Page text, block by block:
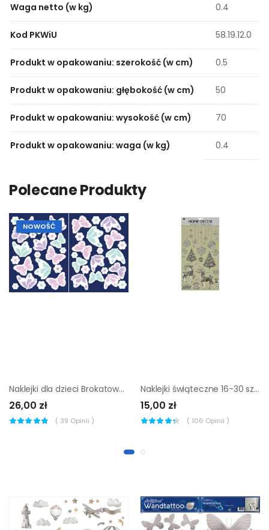
Waga netto (w kg) 0.4
Kod PKWiU 58.19.12.0
Produkt w opakowaniu: szerokość (w cm) 0.5
Produkt w opakowaniu: głębokość (w cm) 50
Produkt w opakowaniu: wysokość (w cm) 70
Produkt w opakowaniu: waga (w kg) 0.4
Polecane Produkty
NOWOŚĆ
Naklejki dla dzieci Brokatowa Wróżka
26,00 zł
( 39 Opinii )
Naklejki świąteczne 16-30 szt. różne wzory
15,00 zł
( 106 Opinii )